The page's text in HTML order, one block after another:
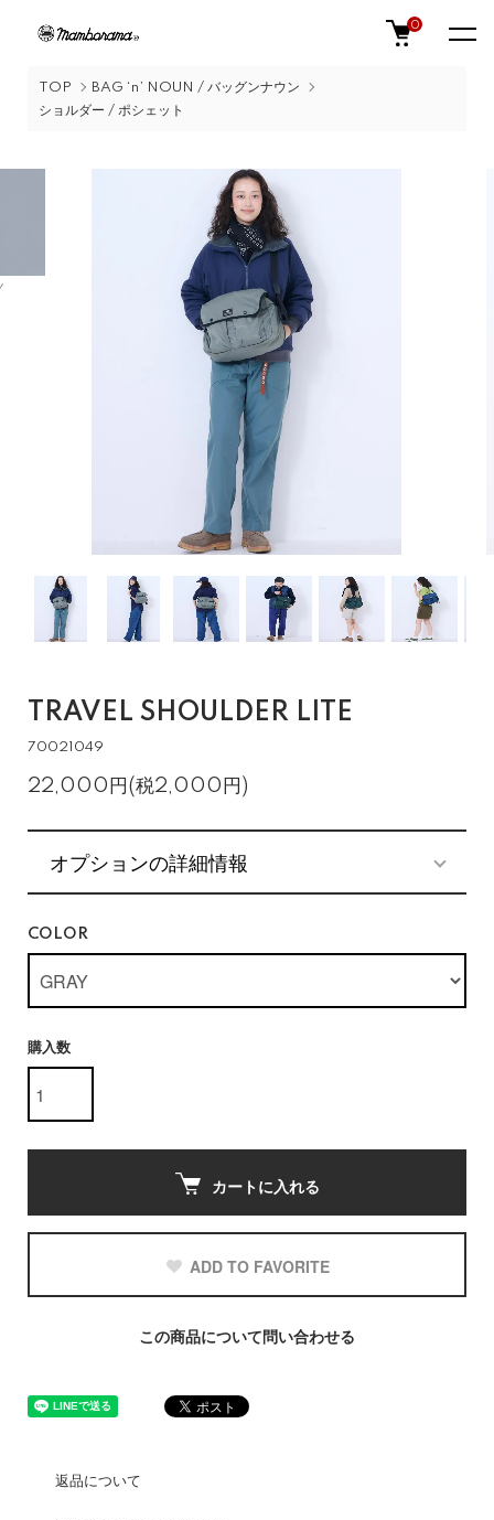
0
TOP
BAG ‘n’ NOUN / バッグンナウン
ショルダー / ポシェット
TRAVEL SHOULDER LITE
70021049
22,000円(税2,000円)
オプションの詳細情報
COLOR
購入数
カートに入れる
ADD TO FAVORITE
この商品について問い合わせる
返品について